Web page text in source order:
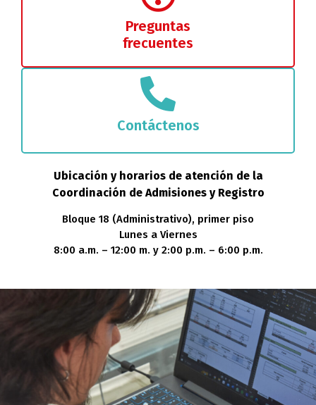
Preguntas
frecuentes
Contáctenos
Ubicación y horarios de atención de la
Coordinación de Admisiones y Registro
Bloque 18 (Administrativo), primer piso
Lunes a Viernes
8:00 a.m. – 12:00 m. y 2:00 p.m. – 6:00 p.m.